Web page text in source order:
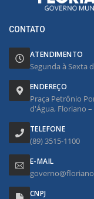
CONTATO
ATENDIMENTO
Segunda à Sexta
ENDEREÇO
Praça Petrônio
d'Água, Floriano –
TELEFONE
(89) 3515-1100
E-MAIL
CNPJ